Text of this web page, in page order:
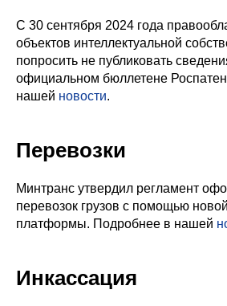
С 30 сентября 2024 года
объектов интеллектуальной
попросить не публиковать
официальном бюллетене
нашей новости.
Перевозки
Минтранс утвердил регламент
перевозок грузов с помощью
платформы. Подробнее в нашей
Инкассация